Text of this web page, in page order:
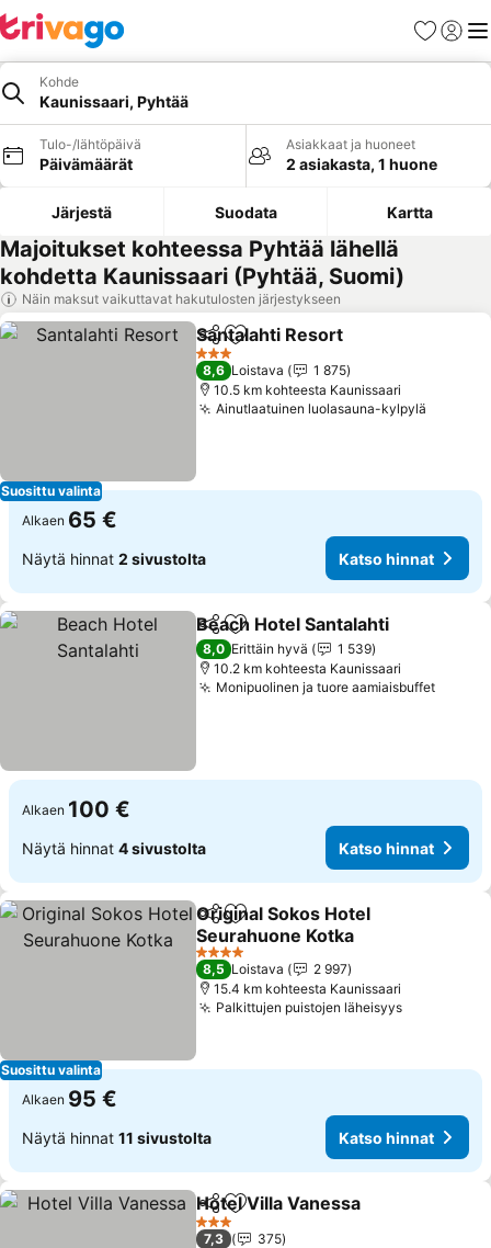
Suosikit
Kohde
Kaunissaari, Pyhtää
Tulo-/lähtöpäivä
Päivämäärät
Asiakkaat ja huoneet
2 asiakasta, 1 huone
Järjestä Suodata Kartta
Majoitukset kohteessa Pyhtää lähellä
kohdetta Kaunissaari (Pyhtää, Suomi)
Näin maksut vaikuttavat hakutulosten järjestykseen
Suosittu valinta
Jaa Lisää suosikkeihin
Santalahti Resort
3 Tähtiluokitus
8,6 Loistava
1 875
10.5 km kohteesta Kaunissaari
Ainutlaatuinen luolasauna-kylpylä
Alkaen 65 €
Näytä hinnat 2 sivustolta Katso hinnat
Jaa Lisää suosikkeihin
Beach Hotel Santalahti
8,0 Erittäin hyvä
1 539
10.2 km kohteesta Kaunissaari
Monipuolinen ja tuore aamiaisbuffetKatso
Alkaen 100 €
Näytä hinnat 4 sivustolta Katso hinnat
Suosittu valinta
Jaa Lisää suosikkeihin
Original Sokos Hotel
Seurahuone Kotka
Katso hinnat
4 Tähtiluokitus
8,5 Loistava
2 997
15.4 km kohteesta Kaunissaari
Palkittujen puistojen läheisyysKatso
Alkaen 95 €
Näytä hinnat 11 sivustolta Katso hinnat
Jaa Lisää suosikkeihin
Hotel Villa Vanessa
3 Tähtiluokitus
7,3
375